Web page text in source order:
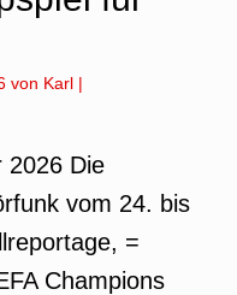
von Karl |
2026 Die
vom 24. bis
=
Champions